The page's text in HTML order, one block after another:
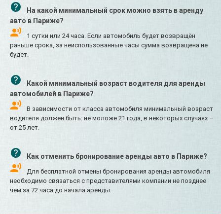
На какой минимальный срок можно взять в аренду
авто в Париже?
1 сутки или 24 часа. Если автомобиль будет возвращён
раньше срока, за неиспользованные часы сумма возвращена не
будет.
Какой минимальный возраст водителя для аренды
автомобилей в Париже?
В зависимости от класса автомобиля минимальный возраст
водителя должен быть: не моложе 21 года, в некоторых случаях –
от 25 лет.
Как отменить бронирование аренды авто в Париже?
Для бесплатной отмены бронирования аренды автомобиля
необходимо связаться с представителями компании не позднее
чем за 72 часа до начала аренды.